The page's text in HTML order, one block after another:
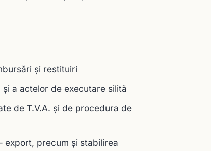
și restituiri
a actelor de executare silită
de T.V.A. și de procedura de
export, precum și stabilirea